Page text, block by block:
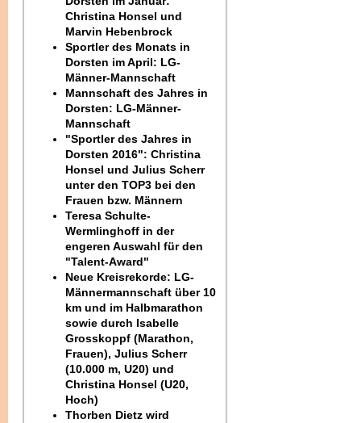
Christina Honsel und
Marvin Hebenbrock
Sportler des Monats in
Dorsten im April: LG-
Männer-Mannschaft
Mannschaft des Jahres in
Dorsten: LG-Männer-
Mannschaft
"Sportler des Jahres in
Dorsten 2016": Christina
Honsel und Julius Scherr
unter den TOP3 bei den
Frauen bzw. Männern
Teresa Schulte-
Wermlinghoff in der
engeren Auswahl für den
"Talent-Award"
Neue Kreisrekorde: LG-
Männermannschaft über 10
km und im Halbmarathon
sowie durch Isabelle
Grosskoppf (Marathon,
Frauen), Julius Scherr
(10.000 m, U20) und
Christina Honsel (U20,
Hoch)
Thorben Dietz wird